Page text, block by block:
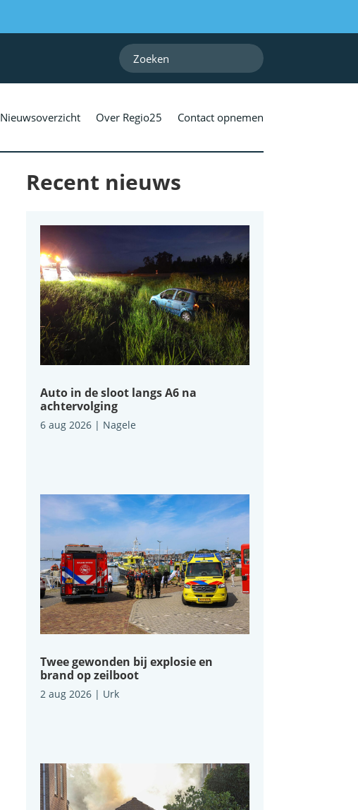
Nieuwsoverzicht Over Regio25 Contact opnemen
Recent nieuws
Auto in de sloot langs A6 na
achtervolging
6 aug 2026| Nagele
Twee gewonden bij explosie en
brand op zeilboot
2 aug 2026| Urk